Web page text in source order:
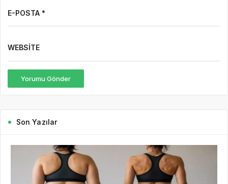
E-POSTA *
WEBSITE
Yorumu Gönder
Son Yazılar